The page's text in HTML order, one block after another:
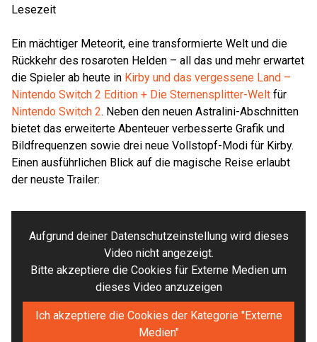
Lesezeit
Ein mächtiger Meteorit, eine transformierte Welt und die
Rückkehr des rosaroten Helden – all das und mehr erwartet
die Spieler ab heute in Kirby und das vergessene Land –
Nintendo Switch 2 Edition + Die Sternensplitter-Welt für
Nintendo Switch 2. Neben den neuen Astralini-Abschnitten
bietet das erweiterte Abenteuer verbesserte Grafik und
Bildfrequenzen sowie drei neue Vollstopf-Modi für Kirby.
Einen ausführlichen Blick auf die magische Reise erlaubt
der neuste Trailer:
Aufgrund deiner Datenschutzeinstellung wird dieses
Video nicht angezeigt.
Bitte akzeptiere die Cookies für Externe Medien um
dieses Video anzuzeigen
Ich akzeptiere die Cookies der Kategorie "Externe
Medien"